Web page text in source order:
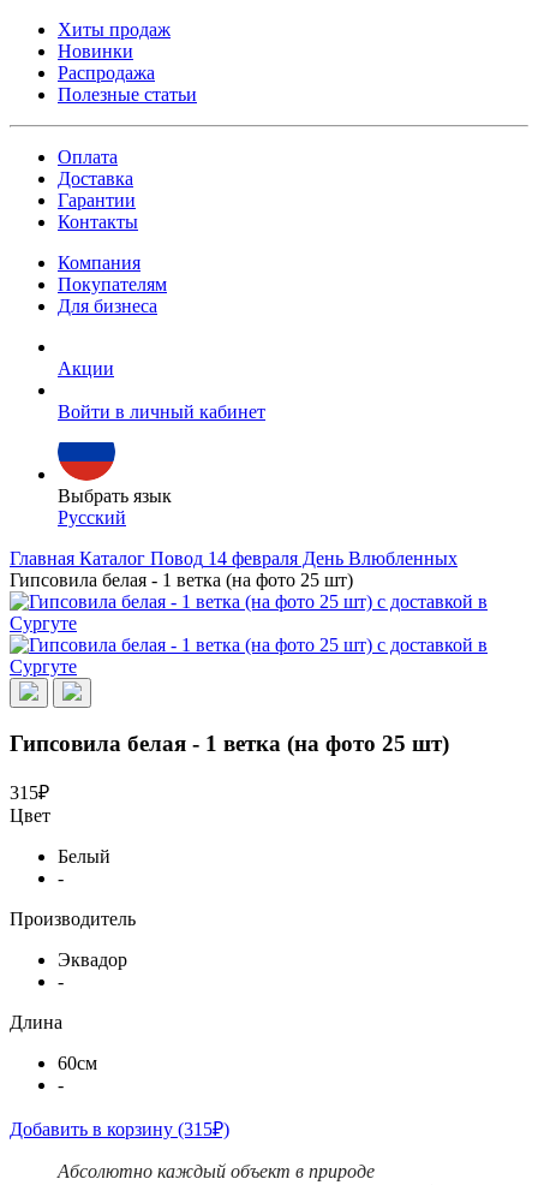
Хиты продаж
Новинки
Распродажа
Полезные статьи
Оплата
Доставка
Гарантии
Контакты
Компания
Покупателям
Для бизнеса
Акции
Войти в личный кабинет
Выбрать язык
Русский
Главная Каталог Повод 14 февраля День Влюбленных
Гипсовила белая - 1 ветка (на фото 25 шт)
Гипсовила белая - 1 ветка (на фото 25 шт)
315₽
Цвет
Белый
-
Производитель
Эквадор
-
Длина
60см
-
Добавить в корзину (315₽)
Абсолютно каждый объект в природе